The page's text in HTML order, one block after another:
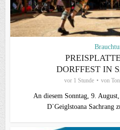
DORFFEST IN
vor 1 Stunde von
An diesem Sonntag, 9.
D`Geiglstoana Sachrang